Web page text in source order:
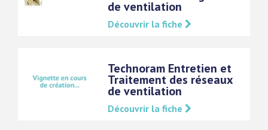
de ventilation
Découvrir la fiche
Technoram Entretien et
Traitement des réseaux
de ventilation
Découvrir la fiche